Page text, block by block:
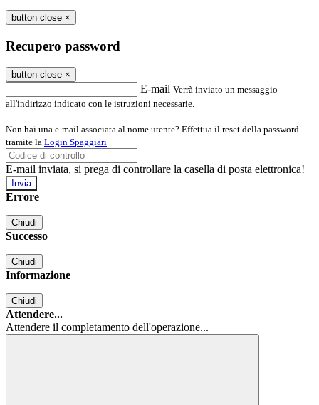
button close ×
Recupero password
button close ×
E-mail Verrà inviato un messaggio
all'indirizzo indicato con le istruzioni necessarie.
Non hai una e-mail associata al nome utente? Effettua il reset della password
tramite la Login Spaggiari
E-mail inviata, si prega di controllare la casella di posta elettronica!
Errore
Chiudi
Successo
Chiudi
Informazione
Chiudi
Attendere...
Attendere il completamento dell'operazione...